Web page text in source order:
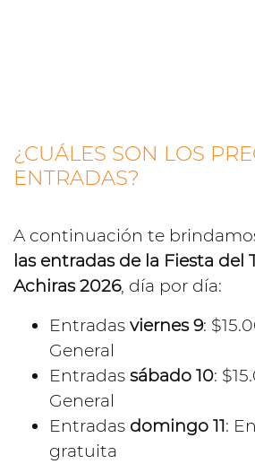
¿CUÁLES SON LOS
ENTRADAS?
A continuación te
las entradas de la Fiesta del
Achiras 2026, día por día:
Entradas viernes 9:
General
Entradas sábado 10:
General
Entradas domingo 11:
gratuita